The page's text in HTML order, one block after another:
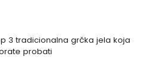
3 tradicionalna grčka jela koja
probati